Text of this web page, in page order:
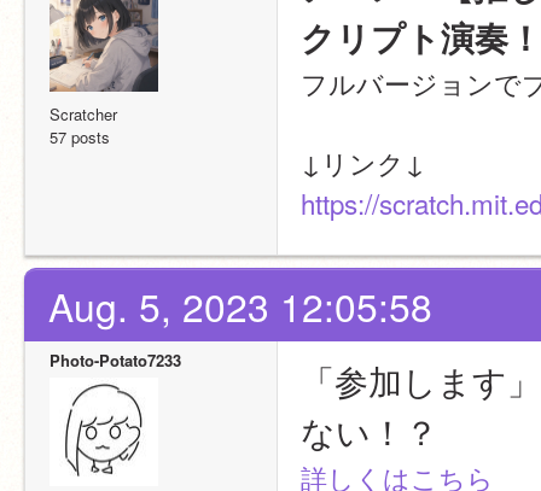
Scratcher
57 posts
クリプト演奏！
フルバージョンで
↓リンク↓
https://
Aug. 5, 2023 12:05:58
Photo-Potato7233
「参加します
ない！？
詳しくはこちら